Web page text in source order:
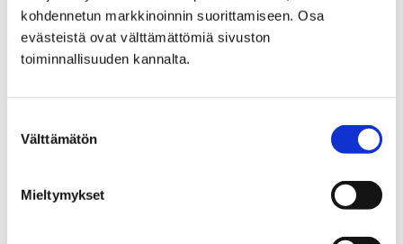
kohdennetun markkinoinnin suorittamiseen. Osa
evästeistä ovat välttämättömiä sivuston
toiminnallisuuden kannalta.
valinta
Välttämätön
Mieltymykset
Etusivu Kaupunki ja hallinto
Ota yhteyttä
Sähköinen asiointi ja lomakkeet
Sosiaali- ja terveyspalveluiden sähköiset
Kuljetuspalvelu: lääkärintodistus
lääkärintodistus